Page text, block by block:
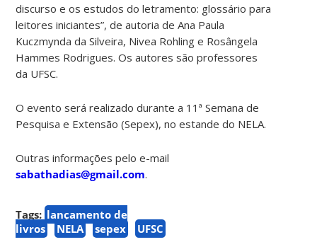
discurso e os estudos do letramento: glossário para
leitores iniciantes”, de autoria de Ana Paula
Kuczmynda da Silveira, Nivea Rohling e Rosângela
Hammes Rodrigues. Os autores são professores
da UFSC.
O evento será realizado durante a 11ª Semana de
Pesquisa e Extensão (Sepex), no estande do NELA.
Outras informações pelo e-mail
sabathadias@gmail.com.
Tags: lançamento de
livros
NELA sepex UFSC